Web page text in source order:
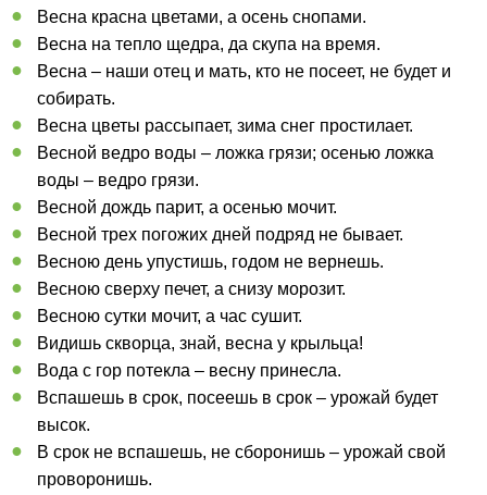
Весна красна цветами, а осень снопами.
Весна на тепло щедра, да скупа на время.
Весна – наши отец и мать, кто не посеет, не будет и
собирать.
Весна цветы рассыпает, зима снег простилает.
Весной ведро воды – ложка грязи; осенью ложка
воды – ведро грязи.
Весной дождь парит, а осенью мочит.
Весной трех погожих дней подряд не бывает.
Весною день упустишь, годом не вернешь.
Весною сверху печет, а снизу морозит.
Весною сутки мочит, а час сушит.
Видишь скворца, знай, весна у крыльца!
Вода с гор потекла – весну принесла.
Вспашешь в срок, посеешь в срок – урожай будет
высок.
В срок не вспашешь, не сборонишь – урожай свой
проворонишь.